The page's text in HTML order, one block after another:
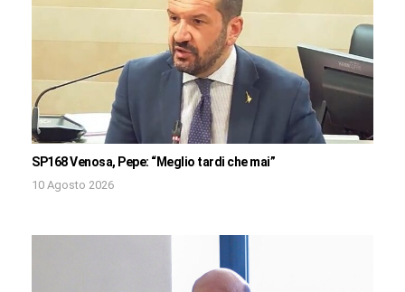
SP168 Venosa, Pepe: “Meglio tardi che mai”
10 Agosto 2026